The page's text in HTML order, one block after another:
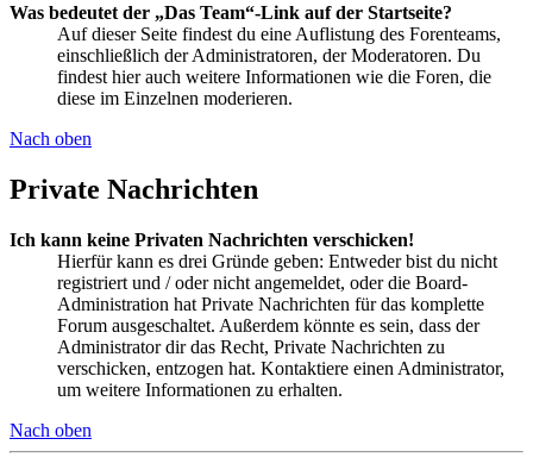
Was bedeutet der „Das Team“-Link auf der Startseite?
Auf dieser Seite findest du eine Auflistung des Forenteams,
einschließlich der Administratoren, der Moderatoren. Du
findest hier auch weitere Informationen wie die Foren, die
diese im Einzelnen moderieren.
Nach oben
Private Nachrichten
Ich kann keine Privaten Nachrichten verschicken!
Hierfür kann es drei Gründe geben: Entweder bist du nicht
registriert und / oder nicht angemeldet, oder die Board-
Administration hat Private Nachrichten für das komplette
Forum ausgeschaltet. Außerdem könnte es sein, dass der
Administrator dir das Recht, Private Nachrichten zu
verschicken, entzogen hat. Kontaktiere einen Administrator,
um weitere Informationen zu erhalten.
Nach oben